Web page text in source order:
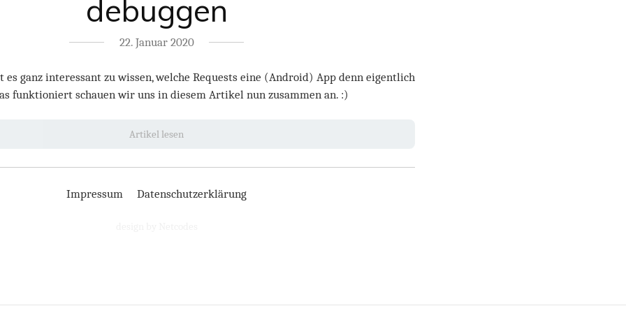
debuggen
22. Januar 2020
es ganz interessant zu wissen, welche Requests eine (Android) App denn eigentlich
funktioniert schauen wir uns in diesem Artikel nun zusammen an. :)
Artikel lesen
Impressum Datenschutzerklärung